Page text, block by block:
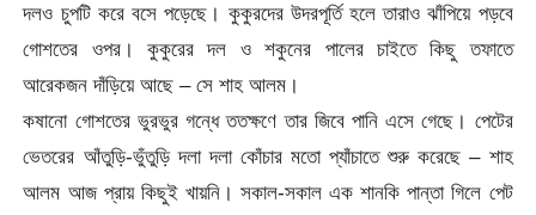
দলও চুপটি করে বসে পড়েছে। কুকুরদের উদরপূর্তি হলে তারাও ঝাঁপিয়ে পড়বে
গোশতের ওপর। কুকুরের দল ও শকুনের পালের চাইতে কিছু তফাতে
আরেকজন দাঁড়িয়ে আছে – সে শাহ আলম।
কষানো গোশতের ভুরভুর গন্ধে ততক্ষণে তার জিবে পানি এসে গেছে। পেটের
ভেতরের আঁতুড়ি-ভুঁতুড়ি দলা দলা কোঁচার মতো প্যাঁচাতে শুরু করেছে – শাহ
আলম আজ প্রায় কিছুই খায়নি। সকাল-সকাল এক শানকি পান্তা গিলে পেট